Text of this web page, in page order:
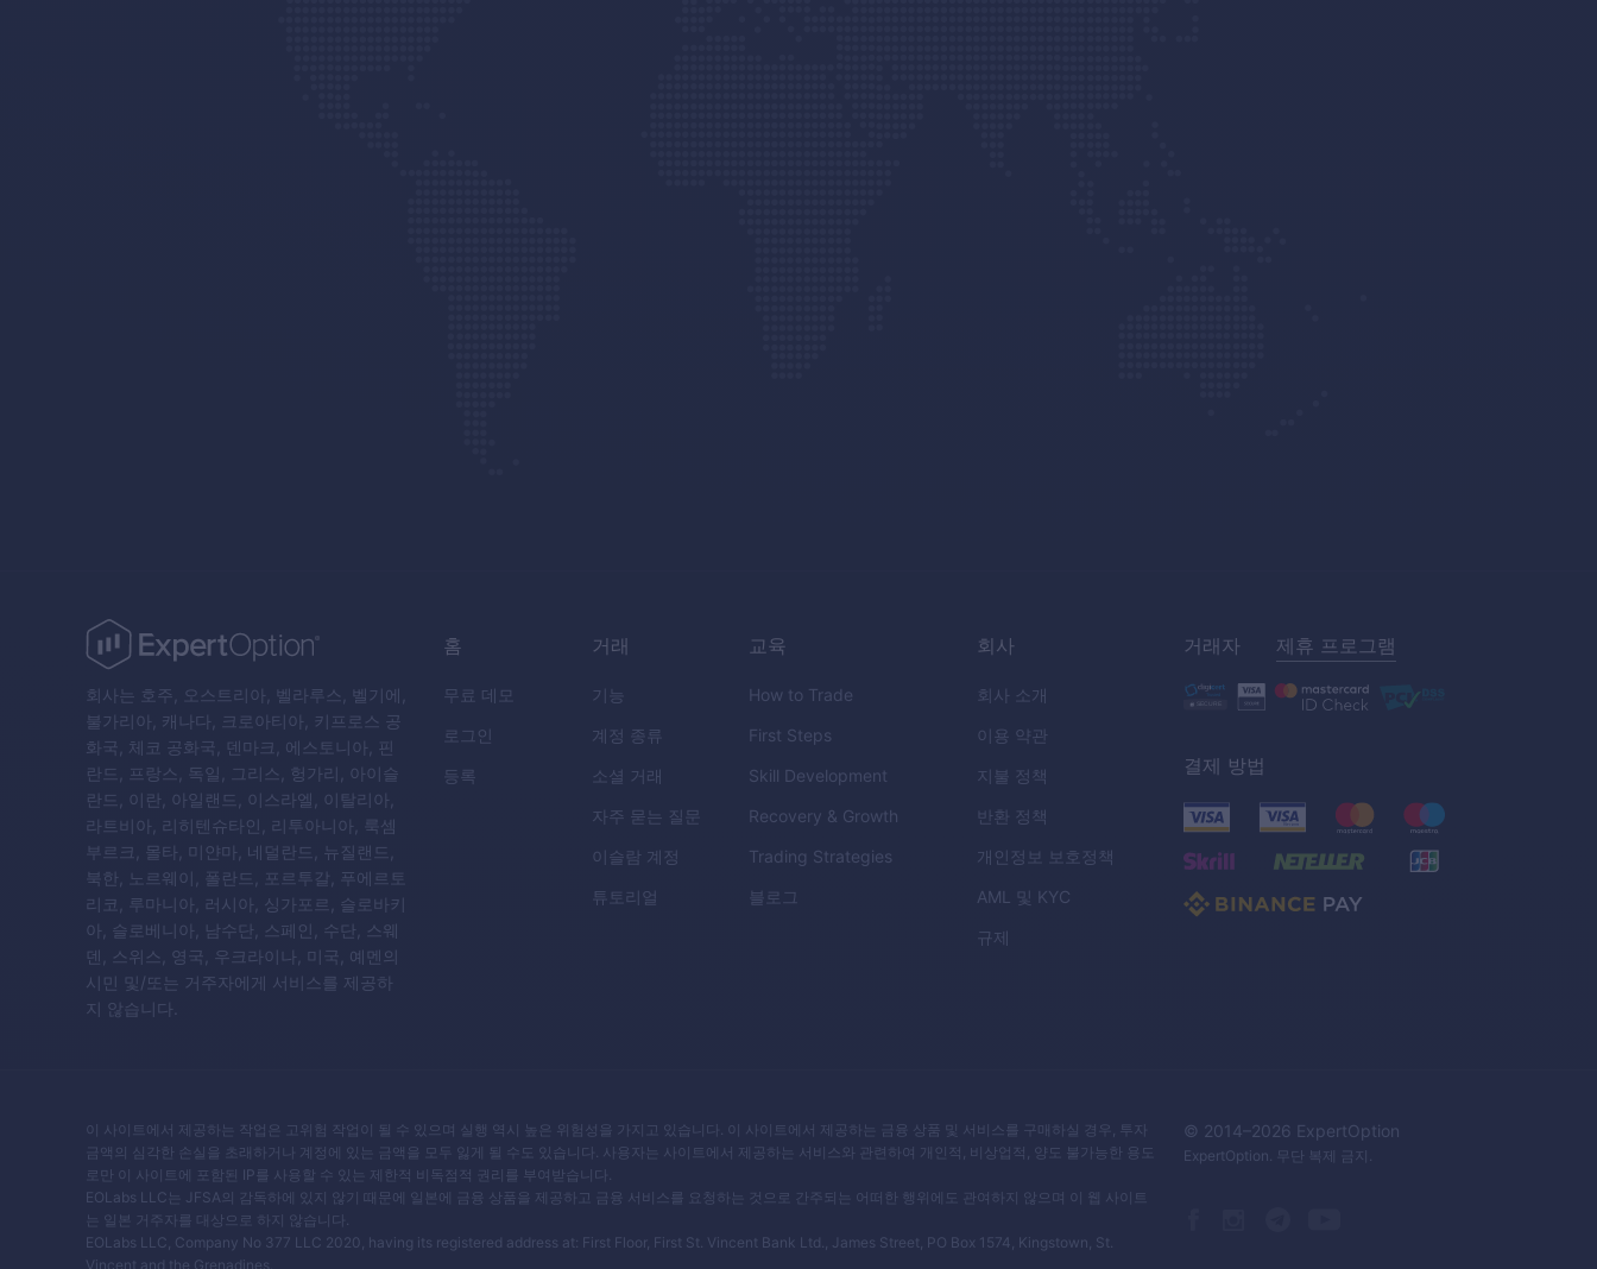
회사는 호주, 오스트리아, 벨라루스, 벨기에,
불가리아, 캐나다, 크로아티아, 키프로스 공
화국, 체코 공화국, 덴마크, 에스토니아, 핀
란드, 프랑스, 독일, 그리스, 헝가리, 아이슬
란드, 이란, 아일랜드, 이스라엘, 이탈리아,
라트비아, 리히텐슈타인, 리투아니아, 룩셈
부르크, 몰타, 미얀마, 네덜란드, 뉴질랜드,
북한, 노르웨이, 폴란드, 포르투갈, 푸에르토
리코, 루마니아, 러시아, 싱가포르, 슬로바키
아, 슬로베니아, 남수단, 스페인, 수단, 스웨
덴, 스위스, 영국, 우크라이나, 미국, 예멘의
시민 및/또는 거주자에게 서비스를 제공하
지 않습니다.
홈
무료 데모
로그인
등록
거래
기능
계정 종류
소셜 거래
자주 묻는 질문
이슬람 계정
튜토리얼
교육
How to Trade
First Steps
Skill Development
Recovery & Growth
Trading Strategies
블로그
회사
회사 소개
이용 약관
지불 정책
반환 정책
개인정보 보호정책
AML
및 KYC
규제
거래자 제휴 프로그램
결제 방법
이 사이트에서 제공하는 작업은 고위험 작업이 될 수 있으며 실행 역시 높은 위험성을 가지고 있습니다. 이 사이트에서 제공하는 금융 상품 및 서비스를 구매하실 경우, 투자
금액의 심각한 손실을 초래하거나 계정에 있는 금액을 모두 잃게 될 수도 있습니다. 사용자는 사이트에서 제공하는 서비스와 관련하여 개인적, 비상업적, 양도 불가능한 용도
로만 이 사이트에 포함된 IP를 사용할 수 있는 제한적 비독점적 권리를 부여받습니다.
EOLabs LLC는 JFSA의 감독하에 있지 않기 때문에 일본에 금융 상품을 제공하고 금융 서비스를 요청하는 것으로 간주되는 어떠한 행위에도 관여하지 않으며 이 웹 사이트
는 일본 거주자를 대상으로 하지 않습니다.
EOLabs LLC, Company No 377 LLC 2020, having its registered address at: First Floor, First St. Vincent Bank Ltd., James Street, PO Box 1574, Kingstown, St.
Vincent and the Grenadines.
© 2014– 2026 ExpertOption
ExpertOption . 무단 복제 금지.